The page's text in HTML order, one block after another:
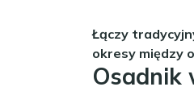
Łączy
okresy między
Osadnik